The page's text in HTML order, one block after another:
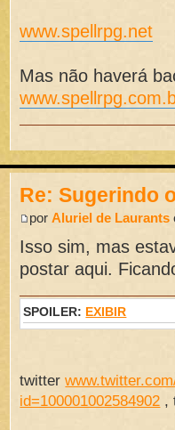
www.spellrpg.net
Mas não haverá
Re: Sugerindo
porAluriel de Laurants
Isso sim, mas
postar aqui.
SPOILER: EXIBIR
twitter
id=100001002584902 ,